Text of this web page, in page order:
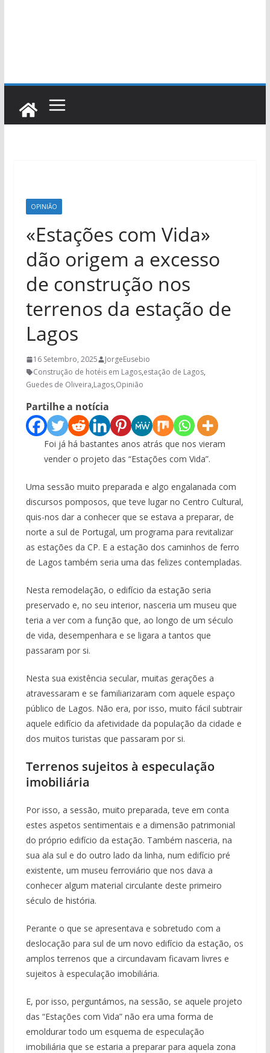
OPINIÃO
«Estações com Vida»
dão origem a excesso
de construção nos
terrenos da estação de
Lagos
16 Setembro, 2025
JorgeEusebio
Construção de hotéis em Lagos,estação de Lagos,
Guedes de Oliveira,Lagos,Opinião
Partilhe a notícia
Foi já há bastantes anos atrás que nos vieram
vender o projeto das “Estações com Vida”.
Uma sessão muito preparada e algo engalanada com
discursos pomposos, que teve lugar no Centro Cultural,
quis-nos dar a conhecer que se estava a preparar, de
norte a sul de Portugal, um programa para revitalizar
as estações da CP. E a estação dos caminhos de ferro
de Lagos também seria uma das felizes contempladas.
Nesta remodelação, o edifício da estação seria
preservado e, no seu interior, nasceria um museu que
teria a ver com a função que, ao longo de um século
de vida, desempenhara e se ligara a tantos que
passaram por si.
Nesta sua existência secular, muitas gerações a
atravessaram e se familiarizaram com aquele espaço
público de Lagos. Não era, por isso, muito fácil subtrair
aquele edifício da afetividade da população da cidade e
dos muitos turistas que passaram por si.
Terrenos sujeitos à especulação
imobiliária
Por isso, a sessão, muito preparada, teve em conta
estes aspetos sentimentais e a dimensão patrimonial
do próprio edifício da estação. Também nasceria, na
sua ala sul e do outro lado da linha, num edifício pré
existente, um museu ferroviário que nos dava a
conhecer algum material circulante deste primeiro
século de história.
Perante o que se apresentava e sobretudo com a
deslocação para sul de um novo edifício da estação, os
amplos terrenos que a circundavam ficavam livres e
sujeitos à especulação imobiliária.
E, por isso, perguntámos, na sessão, se aquele projeto
das “Estações com Vida” não era uma forma de
emoldurar todo um esquema de especulação
imobiliária que se estaria a preparar para aquela zona